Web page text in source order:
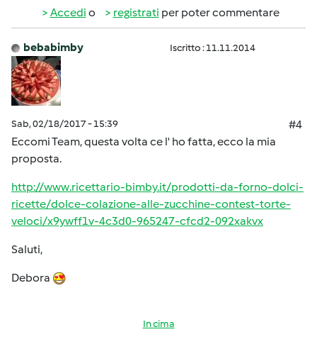
Accedi o registrati per poter commentare
bebabimby Iscritto : 11.11.2014
Sab, 02/18/2017 - 15:39
#4
Eccomi Team, questa volta ce l' ho fatta, ecco la mia
proposta.
http://www.ricettario-bimby.it/prodotti-da-forno-dolci-
ricette/dolce-colazione-alle-zucchine-contest-torte-
veloci/x9ywff1v-4c3d0-965247-cfcd2-092xakvx
Saluti,
Debora
In cima